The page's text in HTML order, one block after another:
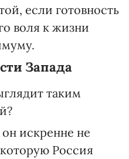
если готовность
воля к жизни
Запада
таким
он искренне не
Россия